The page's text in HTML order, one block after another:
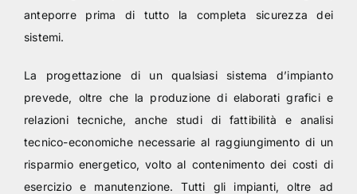
anteporre prima di tutto la completa sicurezza dei
sistemi.
La progettazione di un qualsiasi sistema d’impianto
prevede, oltre che la produzione di elaborati grafici e
relazioni tecniche, anche studi di fattibilità e analisi
tecnico-economiche necessarie al raggiungimento di un
risparmio energetico, volto al contenimento dei costi di
esercizio e manutenzione. Tutti gli impianti, oltre ad